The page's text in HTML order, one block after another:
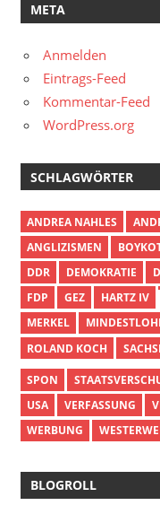
META
Anmelden
Eintrags-Feed
Kommentar-Feed
WordPress.org
SCHLAGWÖRTER
ANDREA NAHLES
ANGLIZISMEN
DDR
DEMOKRATIE
FDP
GEZ HARTZ IV
MERKEL
ROLAND KOCH
SPON
USA
VERFASSUNG
WERBUNG
BLOGROLL